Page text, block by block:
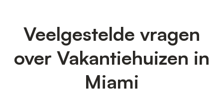
Veelgestelde vragen
over Vakantiehuizen in
Miami